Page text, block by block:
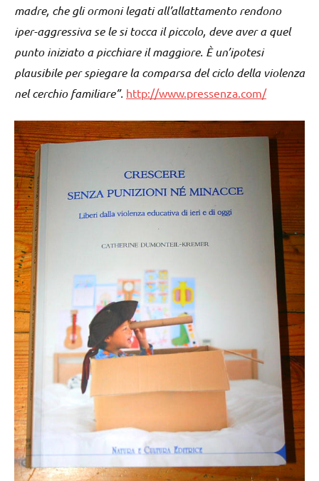
madre, che gli ormoni legati all’allattamento rendono
iper-aggressiva se le si tocca il piccolo, deve aver a quel
punto iniziato a picchiare il maggiore. È un’ipotesi
plausibile per spiegare la comparsa del ciclo della violenza
nel cerchio familiare”. http://www.pressenza.com/